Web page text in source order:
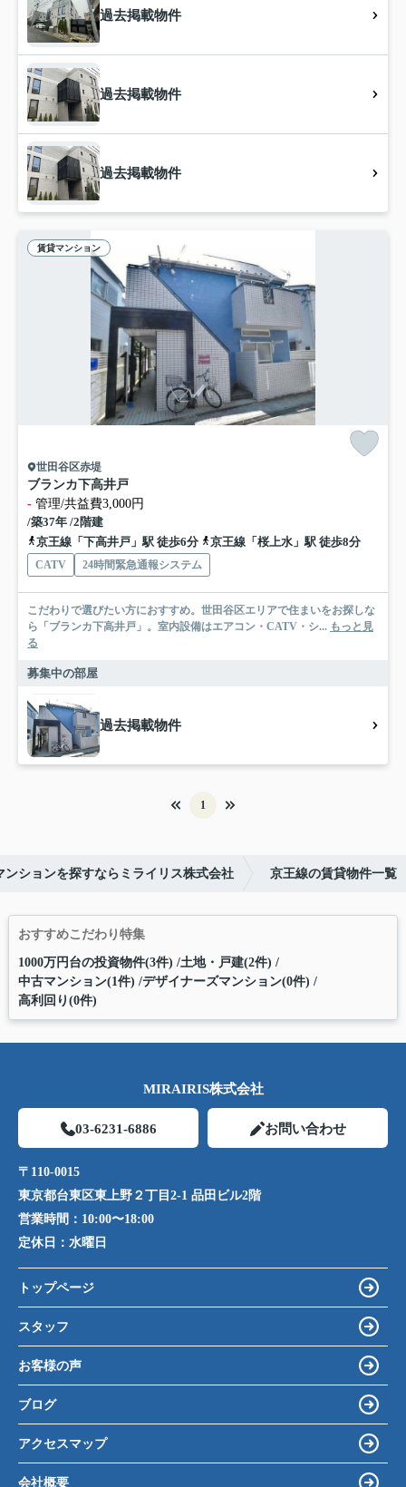
過去掲載物件
過去掲載物件
過去掲載物件
賃貸マンション
世田谷区赤堤
ブランカ下高井戸
- 管理/共益費3,000円
/築37年 /2階建
京王線「下高井戸」駅 徒歩6分
京王線「桜上水」駅 徒歩8分
CATV 24時間緊急通報システム
こだわりで選びたい方におすすめ。世田谷区エリアで住まいをお探しな
ら「ブランカ下高井戸」。室内設備はエアコン・CATV・シ... もっと見
る
募集中の部屋
過去掲載物件
1
ンションを探すならミライリス株式会社 京王線の賃貸物件一覧
おすすめこだわり特集
1000万円台の投資物件(3件) 土地・戸建(2件)
中古マンション(1件) デザイナーズマンション(0件)
高利回り(0件)
MIRAIRIS株式会社
03-6231-6886 お問い合わせ
〒110-0015
東京都台東区東上野２丁目2-1 品田ビル2階
営業時間： 10:00〜18:00
定休日： 水曜日
トップページ
スタッフ
お客様の声
ブログ
アクセスマップ
会社概要